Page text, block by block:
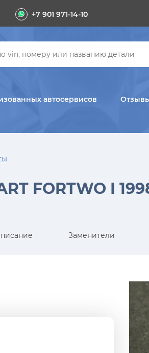
+7 901 971-14-10
автосервисов
FORTWO I
Заменители